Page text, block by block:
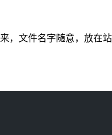
，文件名字随意，放在站